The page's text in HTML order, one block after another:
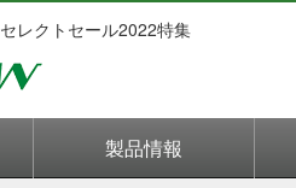
レクトセール2022特集
製品情報